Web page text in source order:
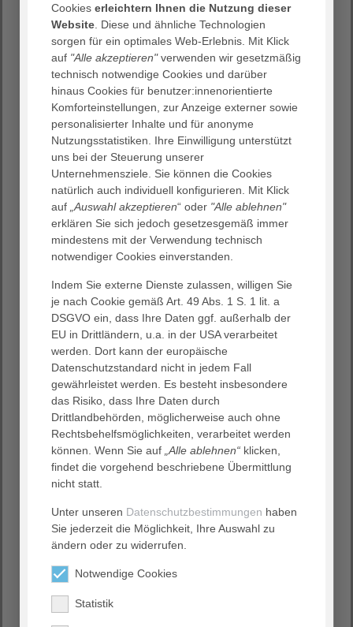
(0551) 494 - 141(Station 2)
(0551) 494 - 211(Station 3)
(0551) 494 - 200(Station 4)
(0551) 494 - 251(Station 5)
Seelsorge
(0551) 494 - 242
E-Mail
Kontakte für Ärzt:innen
Geschäftsführung
(0551) 494 - 273
E-Mail
Ärztliche Leitung
(0551) 505 33 92 - 0
(0551) 505 33 92 - 81
E-Mail
Kontaktformular
Anrede
Vorname
Nachname
Cookieserleichtern Ihnen die Nutzung dieser
Website . Diese und ähnliche Technologien
sorgen für ein optimales Web-Erlebnis. Mit Klick
auf "Alle akzeptieren"verwenden wir gesetzmäßig
technisch notwendige Cookies und darüber
hinaus Cookies für benutzer:innenorientierte
Komforteinstellungen, zur Anzeige externer sowie
personalisierter Inhalte und für anonyme
Nutzungsstatistiken. Ihre Einwilligung unterstützt
uns bei der Steuerung unserer
Unternehmensziele. Sie können die Cookies
natürlich auch individuell konfigurieren. Mit Klick
auf „Auswahl akzeptieren“ oder "Alle ablehnen"
erklären Sie sich jedoch gesetzesgemäß immer
mindestens mit der Verwendung technisch
notwendiger Cookies einverstanden.
Indem Sie externe Dienste zulassen, willigen Sie
je nach Cookie gemäß Art. 49 Abs. 1 S. 1 lit. a
DSGVO ein, dass Ihre Daten ggf. außerhalb der
EU in Drittländern, u.a. in der USA verarbeitet
werden. Dort kann der europäische
Datenschutzstandard nicht in jedem Fall
gewährleistet werden. Es besteht insbesondere
das Risiko, dass Ihre Daten durch
Drittlandbehörden, möglicherweise auch ohne
Rechtsbehelfsmöglichkeiten, verarbeitet werden
können. Wenn Sie auf „Alle ablehnen“ klicken,
findet die vorgehend beschriebene Übermittlung
nicht statt.
Unter unseren Datenschutzbestimmungen haben
Sie jederzeit die Möglichkeit, Ihre Auswahl zu
ändern oder zu widerrufen.
Notwendige Cookies
Statistik